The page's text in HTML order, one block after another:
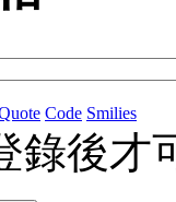
Code Smilies
錄後才